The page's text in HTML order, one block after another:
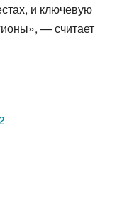
и ключевую
— считает